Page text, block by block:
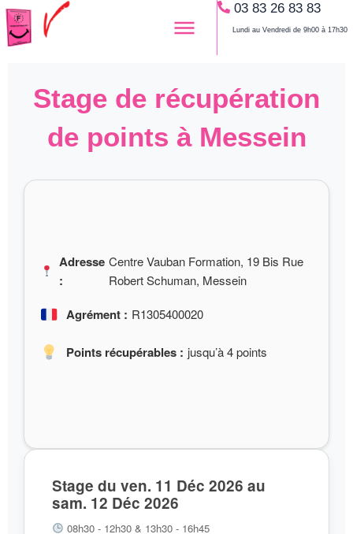
Aller
au
contenu
03 83 26 83 83
Lundi au Vendredi de 9h00 à 17h30
Stage de récupération
de points à Messein
Adresse
:
Centre Vauban Formation, 19 Bis Rue
Robert Schuman, Messein
Agrément : R1305400020
Points récupérables : jusqu’à 4 points
Stage du ven. 11 Déc 2026 au
sam. 12 Déc 2026
08h30 - 12h30 & 13h30 - 16h45